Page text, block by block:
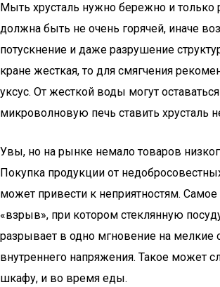
Мыть хрусталь нужно бережно и только
должна быть не очень горячей, иначе
потускнение и даже разрушение
кране жесткая, то для смягчения
уксус. От жесткой воды могут
микроволновую печь ставить хрусталь
Увы, но на рынке немало товаров
Покупка продукции от
может привести к неприятностям. Самое
«взрыв», при котором стеклянную
разрывает в одно мгновение на мелкие
внутреннего напряжения. Такое может
шкафу, и во время еды.